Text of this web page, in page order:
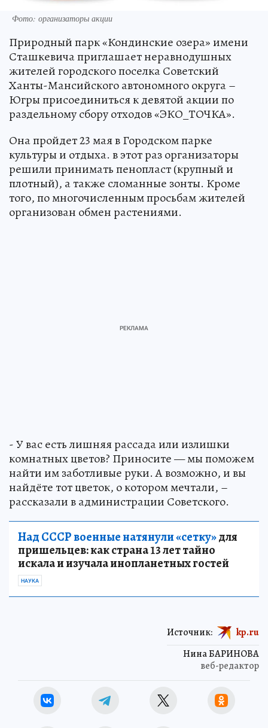
Фото: организаторы акции
Природный парк «Кондинские озера» имени
Сташкевича приглашает неравнодушных
жителей городского поселка Советский
Ханты-Мансийского автономного округа –
Югры присоединиться к девятой акции по
раздельному сбору отходов «ЭКО_ТОЧКА».
Она пройдет 23 мая в Городском парке
культуры и отдыха. в этот раз организаторы
решили принимать пенопласт (крупный и
плотный), а также сломанные зонты. Кроме
того, по многочисленным просьбам жителей
организован обмен растениями.
- У вас есть лишняя рассада или излишки
комнатных цветов? Приносите — мы поможем
найти им заботливые руки. А возможно, и вы
найдёте тот цветок, о котором мечтали, –
рассказали в администрации Советского.
Над СССР военные натянули «сетку»для
пришельцев: как страна 13 лет тайно
искала и изучала инопланетных гостей
НАУКА
Нина БАРИНОВА
веб-редактор
Источник: kp.ru